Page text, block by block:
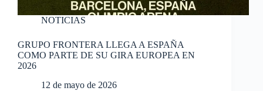
NOTICIAS
GRUPO FRONTERA LLEGA A ESPAÑA
COMO PARTE DE SU GIRA EUROPEA EN
2026
12 de mayo de 2026